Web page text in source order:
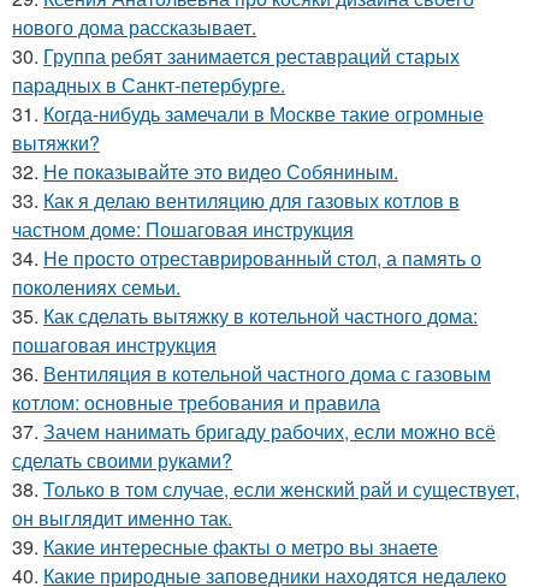
нового дома рассказывает.
30. Группа ребят занимается реставраций старых
парадных в Санкт-петербурге.
31. Когда-нибудь замечали в Москве такие огромные
вытяжки?
32. Не показывайте это видео Собяниным.
33. Как я делаю вентиляцию для газовых котлов в
частном доме: Пошаговая инструкция
34. Не просто отреставрированный стол, а память о
поколениях семьи.
35. Как сделать вытяжку в котельной частного дома:
пошаговая инструкция
36. Вентиляция в котельной частного дома с газовым
котлом: основные требования и правила
37. Зачем нанимать бригаду рабочих, если можно всё
сделать своими руками?
38. Только в том случае, если женский рай и существует,
он выглядит именно так.
39. Какие интересные факты о метро вы знаете
40. Какие природные заповедники находятся недалеко